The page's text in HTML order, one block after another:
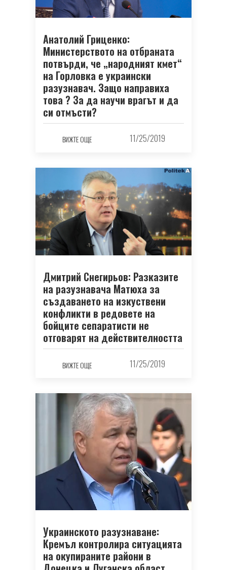
Анатолий Гриценко:
Министерството на отбраната
потвърди, че „народният кмет“
на Горловка е украински
разузнавач. Защо направиха
това ? За да научи врагът и да
си отмъсти?
ВИЖТЕ ОЩЕ 11/25/2019
Дмитрий Снегирьов: Разказите
на разузнавача Матюха за
създаването на изкуствени
конфликти в редовете на
бойците сепаратисти не
отговарят на действителността
ВИЖТЕ ОЩЕ 11/25/2019
Украинското разузнаване:
Кремъл контролира ситуацията
на окупираните райони в